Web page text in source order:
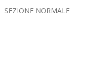
SEZIONE NORMALE